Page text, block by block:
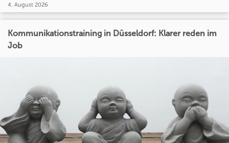
4. August 2026
Kommunikationstraining in Düsseldorf: Klarer reden im
Job